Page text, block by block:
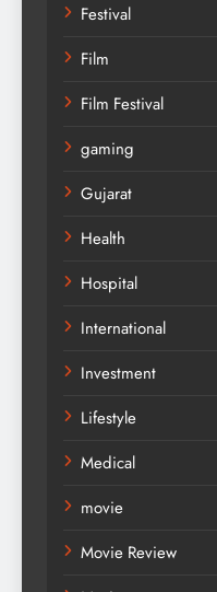
Festival
Film
Film Festival
gaming
Gujarat
Health
Hospital
International
Investment
Lifestyle
Medical
movie
Movie Review